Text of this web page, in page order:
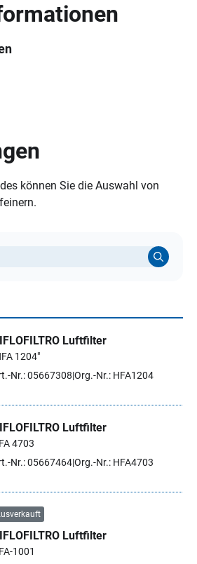
können Sie die Auswahl von
Luftfilter
1204"
Nr.: 05667308 Org.-Nr.: HFA1204
Luftfilter
4703
Nr.: 05667464Org.-Nr.: HFA4703
Luftfilter
1001